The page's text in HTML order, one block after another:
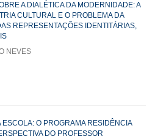
A DIALÉTICA DA MODERNIDADE: A
CULTURAL E O PROBLEMA DA
REPRESENTAÇÕES IDENTITÁRIAS,
NEVES
O PROGRAMA RESIDÊNCIA
DO PROFESSOR